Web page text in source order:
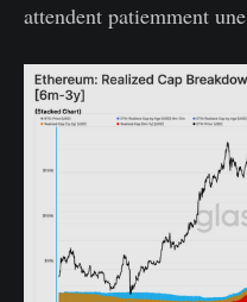
attendent patiemment